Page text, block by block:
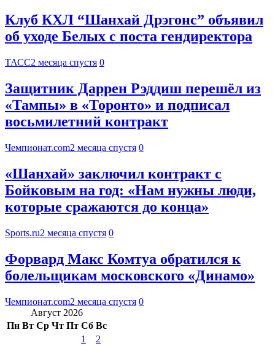
Клуб КХЛ “Шанхай Дрэгонс” объявил
об уходе Белых с поста гендиректора
ТАСС2 месяца спустя 0
Защитник Даррен Рэддиш перешёл из
«Тампы» в «Торонто» и подписал
восьмилетний контракт
Чемпионат.com2 месяца спустя 0
«Шанхай» заключил контракт с
Бойковым на год: «Нам нужны люди,
которые сражаются до конца»
Sports.ru2 месяца спустя 0
Форвард Макс Комтуа обратился к
болельщикам московского «Динамо»
Чемпионат.com2 месяца спустя 0
Август 2026
Пн Вт Ср Чт Пт Сб Вс
1
2